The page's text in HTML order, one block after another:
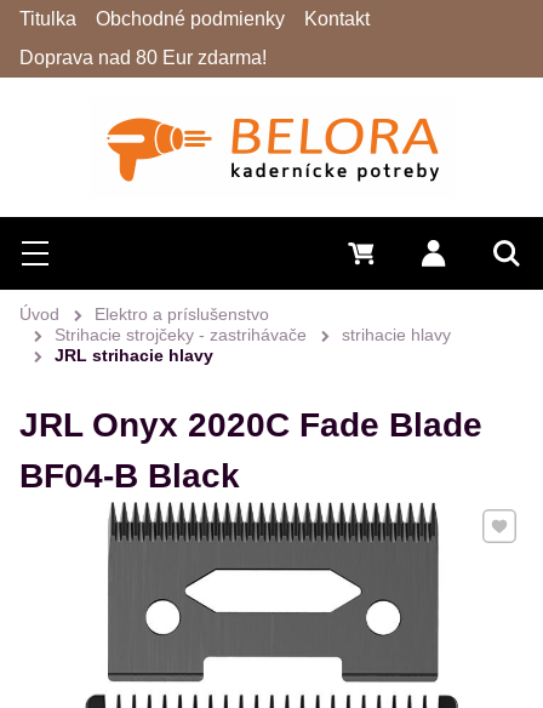
Hľadať
Menu Prihlásiť
0 €
Titulka Obchodné podmienky
Kontakt
Doprava nad 80 Eur zdarma!
Úvod
Elektro a príslušenstvo
Strihacie strojčeky - zastrihávače
strihacie hlavy
JRL strihacie hlavy
JRL Onyx 2020C Fade Blade
BF04-B Black
Pridať